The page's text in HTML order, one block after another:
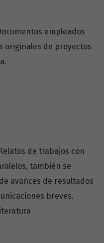
empleados
originales de proyectos
con
también se
avances de resultados
breves.
de literatura